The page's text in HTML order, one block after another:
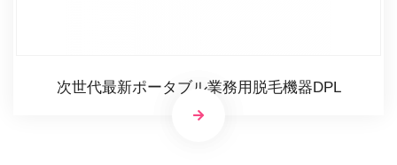
次世代最新ポータブル業務用脱毛機器DPL